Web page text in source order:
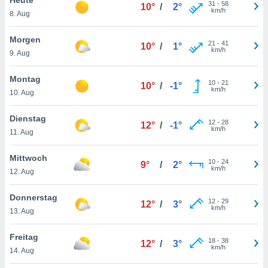
oder
Partner
es uns
das
der
Profil zu
Ihnen
finden
. Sie
jederzeit
Rand
8. Aug
10° / 2° 31 - 58
km/h
Morgen
9. Aug
10° / 1° 21 - 41
km/h
Montag
10. Aug
10° / -1° 10- 21
km/h
Dienstag
11. Aug
12° / -1° 12- 28
km/h
Mittwoch
12. Aug
9° / 2° 10- 24
km/h
Donnerstag
13. Aug
12° / 3° 12- 29
km/h
Freitag
14. Aug
12° / 3° 18- 38
km/h